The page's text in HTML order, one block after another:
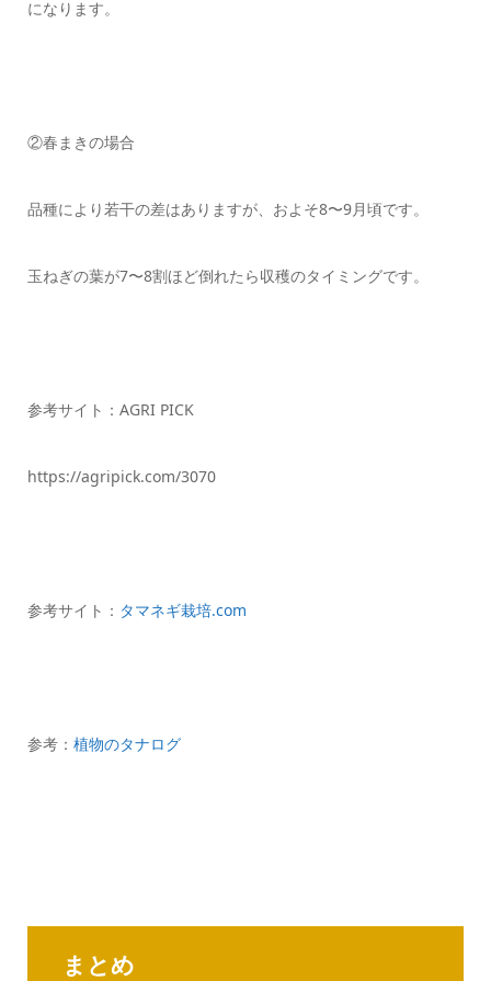
になります。
②春まきの場合
品種により若干の差はありますが、およそ8〜9月頃です。
玉ねぎの葉が7〜8割ほど倒れたら収穫のタイミングです。
参考サイト：AGRI PICK
https://agripick.com/3070
参考サイト： タマネギ栽培.com
参考： 植物のタナログ
まとめ